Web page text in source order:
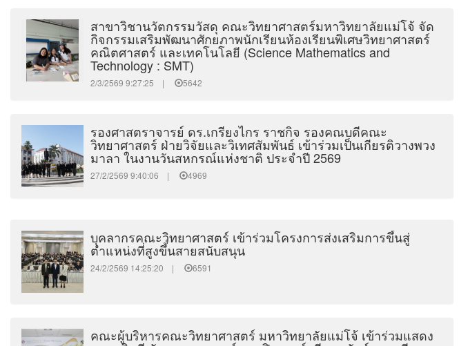
สาขาวิชานวัตกรรมวัสดุ คณะวิทยาศาสตร์มหาวิทยาลัยแม่โจ้ จัด
กิจกรรมเสริมพัฒนาศักยภาพนักเรียนห้องเรียนพิเศษวิทยาศาสตร์
คณิตศาสตร์ และเทคโนโลยี (Science Mathematics and
Technology : SMT)
2/3/2569 9:27:25 | 5642
รองศาสตราจารย์ ดร.เกรียงไกร ราชกิจ รองคณบดีคณะ
วิทยาศาสตร์ ฝ่ายวิจัยและวิเทศสัมพันธ์ เข้าร่วมเป็นเกียรติวางพวง
มาลา ในงานวันสหกรณ์แห่งชาติ ประจำปี 2569
27/2/2569 9:40:06 | 4969
บุคลากรคณะวิทยาศาสตร์ เข้าร่วมโครงการส่งเสริมการขึ้นสู่
ตำแหน่งที่สูงขึ้นสายสนับสนุน
24/2/2569 14:25:20 | 6591
คณะผู้บริหารคณะวิทยาศาสตร์ มหาวิทยาลัยแม่โจ้ เข้าร่วมแสดง